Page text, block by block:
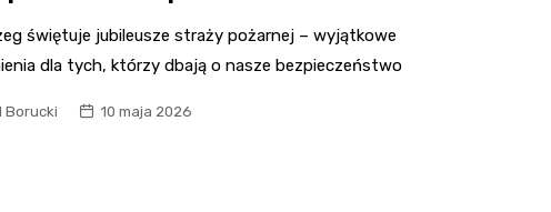
świętuje jubileusze straży pożarnej – wyjątkowe
dla tych, którzy dbają o nasze bezpieczeństwo
Borucki 10 maja 2026